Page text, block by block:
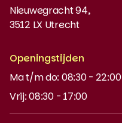
Instaptoets
MyBabel
NT2
DUO-lening
Nieuwegracht 94,
3512 LX Utrecht
Openingstijden
Ma t/m do: 08:30 - 22:00
Vrij: 08:30 - 17:00